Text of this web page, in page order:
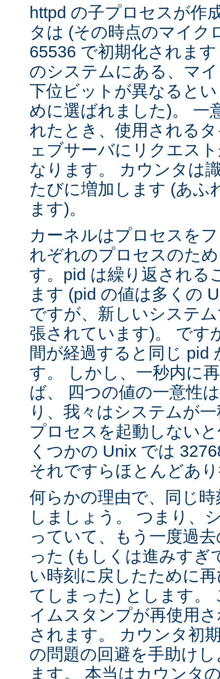
httpd の子プロセスが作
タは (その時点のマイク
65536 で初期化されま
のシステムにある、マ
下位ビットが異なると
めに選ばれました)。 一
れたとき、使用される
ェブサーバにリクエス
なります。 カウンタは
たびに増加します (あふ
ます)。
カーネルはプロセスを
れぞれのプロセスのた
す。pid は繰り返される
ます (pid の値は多くの
ですが、新しいシステ
張されています)。 です
間が経過すると同じ pid
す。 しかし、一秒内に
ば、 四つの値の一意性
り、我々はシステムが
プロセスを起動しない
くつかの Unix では
それですらほとんどあ
何らかの理由で、同じ
しましょう。 つまり、
っていて、もう一度過
った (もしくは進みすぎ
い時刻に戻したために
てしまった) とします。
イムスタンプが再使用
されます。 カウンタ初
の問題の回避を手助け
ます。 本当はカウンタ